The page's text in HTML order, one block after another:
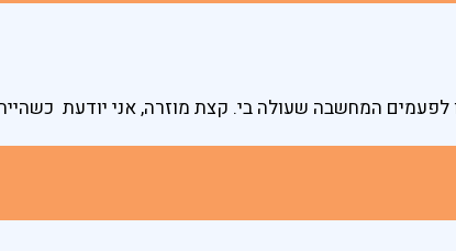
לפעמים המחשבה שעולה בי. קצת מוזרה, אני יודעת